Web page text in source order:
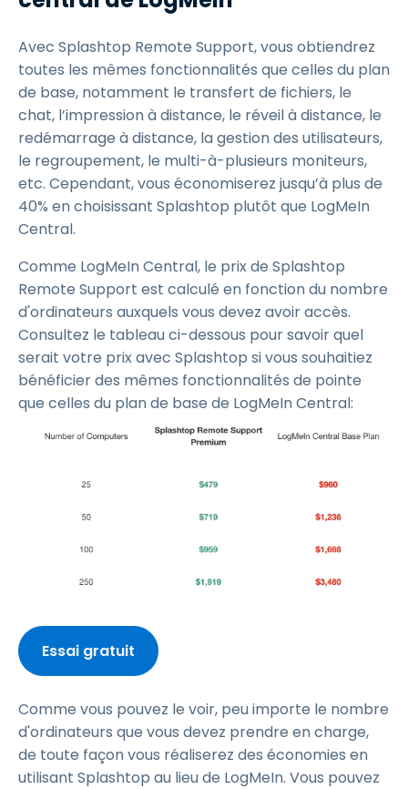
Avec Splashtop Remote Support, vous obtiendrez
toutes les mêmes fonctionnalités que celles du plan
de base, notamment le transfert de fichiers, le
chat, l’impression à distance, le réveil à distance, le
redémarrage à distance, la gestion des utilisateurs,
le regroupement, le multi-à-plusieurs moniteurs,
etc. Cependant, vous économiserez jusqu’à plus de
40% en choisissant Splashtop plutôt que LogMeIn
Central.
Comme LogMeIn Central, le prix de Splashtop
Remote Support est calculé en fonction du nombre
d'ordinateurs auxquels vous devez avoir accès.
Consultez le tableau ci-dessous pour savoir quel
serait votre prix avec Splashtop si vous souhaitiez
bénéficier des mêmes fonctionnalités de pointe
que celles du plan de base de LogMeIn Central:
Essai gratuit
Comme vous pouvez le voir, peu importe le nombre
d'ordinateurs que vous devez prendre en charge,
de toute façon vous réaliserez des économies en
utilisant Splashtop au lieu de LogMeIn. Vous pouvez